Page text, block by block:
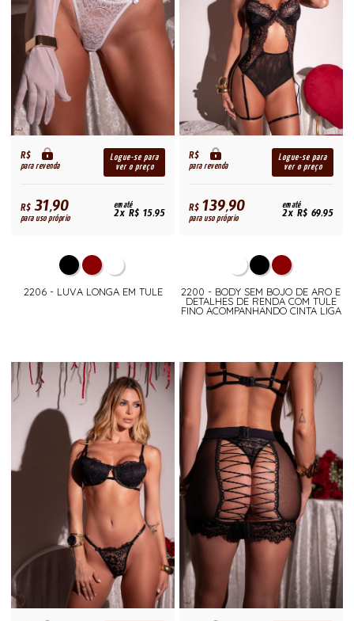
R$
para revenda
Logue-se para
ver o preço
R$31,90
para uso próprio
em até
2x R$ 15,95
2206 - LUVA LONGA EM TULE
R$
para revenda
Logue-se para
ver o preço
R$139,90
para uso próprio
em até
2x R$ 69,95
2200 - BODY SEM BOJO DE ARO E
DETALHES DE RENDA COM TULE
FINO ACOMPANHANDO CINTA LIGA